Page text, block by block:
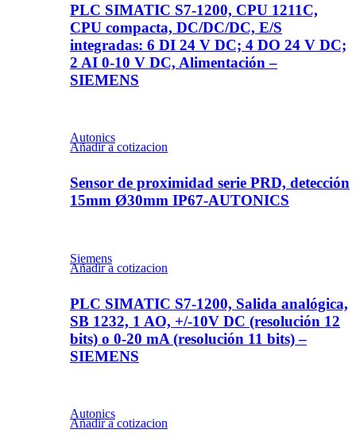
PLC SIMATIC S7-1200, CPU 1211C,
CPU compacta, DC/DC/DC, E/S
integradas: 6 DI 24 V DC; 4 DO 24 V DC;
2 AI 0-10 V DC, Alimentación –
SIEMENS
Autonics
Añadir a cotizacion
Sensor de proximidad serie PRD, detección
15mm Ø30mm IP67-AUTONICS
Siemens
Añadir a cotizacion
PLC SIMATIC S7-1200, Salida analógica,
SB 1232, 1 AO, +/-10V DC (resolución 12
bits) o 0-20 mA (resolución 11 bits) –
SIEMENS
Autonics
Añadir a cotizacion